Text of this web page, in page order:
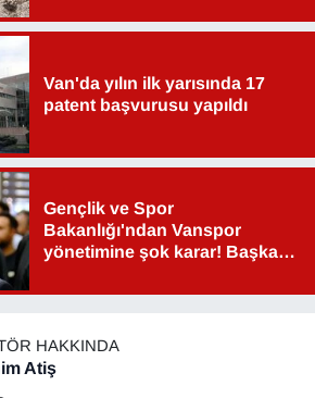
Van'da yılın ilk yarısında 17
patent başvurusu yapıldı
Gençlik ve Spor
Bakanlığı'ndan Vanspor
yönetimine şok karar! Başkan
HAKKINDA
Atiş